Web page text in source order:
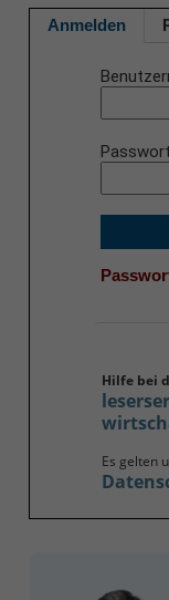
Anmelden
Passwort
Hilfe bei
Es gelten